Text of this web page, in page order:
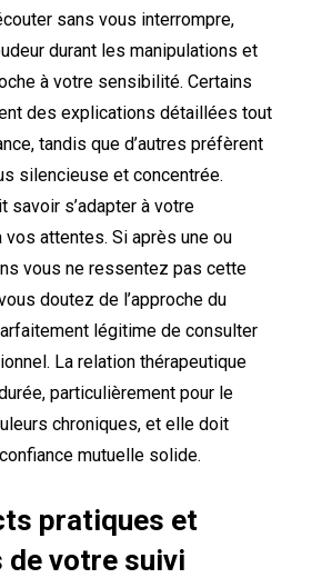
sans vous interrompre,
durant les manipulations et
à votre sensibilité. Certains
des explications détaillées tout
tandis que d’autres préfèrent
silencieuse et concentrée.
savoir s’adapter à votre
attentes. Si après une ou
vous ne ressentez pas cette
doutez de l’approche du
légitime de consulter
La relation thérapeutique
particulièrement pour le
chroniques, et elle doit
mutuelle solide.
pratiques et
de votre suivi